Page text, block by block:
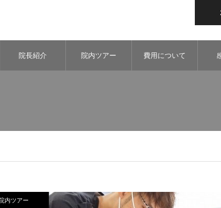
院⻑紹介 院内ツアー 費用について
内ツアー